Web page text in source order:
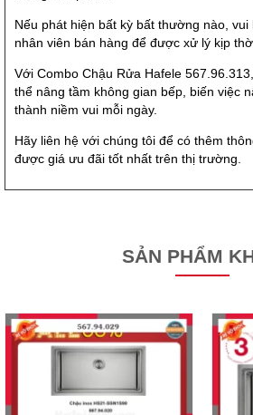
Nếu phát hiện bất kỳ bất thường nào,
nhân viên bán hàng để được xử lý kịp
Với Combo Chậu Rửa Hafele
thể nâng tầm không gian bếp, biến việc
thành niềm vui mỗi ngày.
Hãy liên hệ với chúng tôi để có thêm
được giá ưu đãi tốt nhất trên thị trường.
SẢN PHẨM